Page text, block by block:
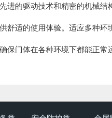
进的驱动技术和精密的机械
舒适的使用体验。​适应多种
保门体在各种环境下都能正常